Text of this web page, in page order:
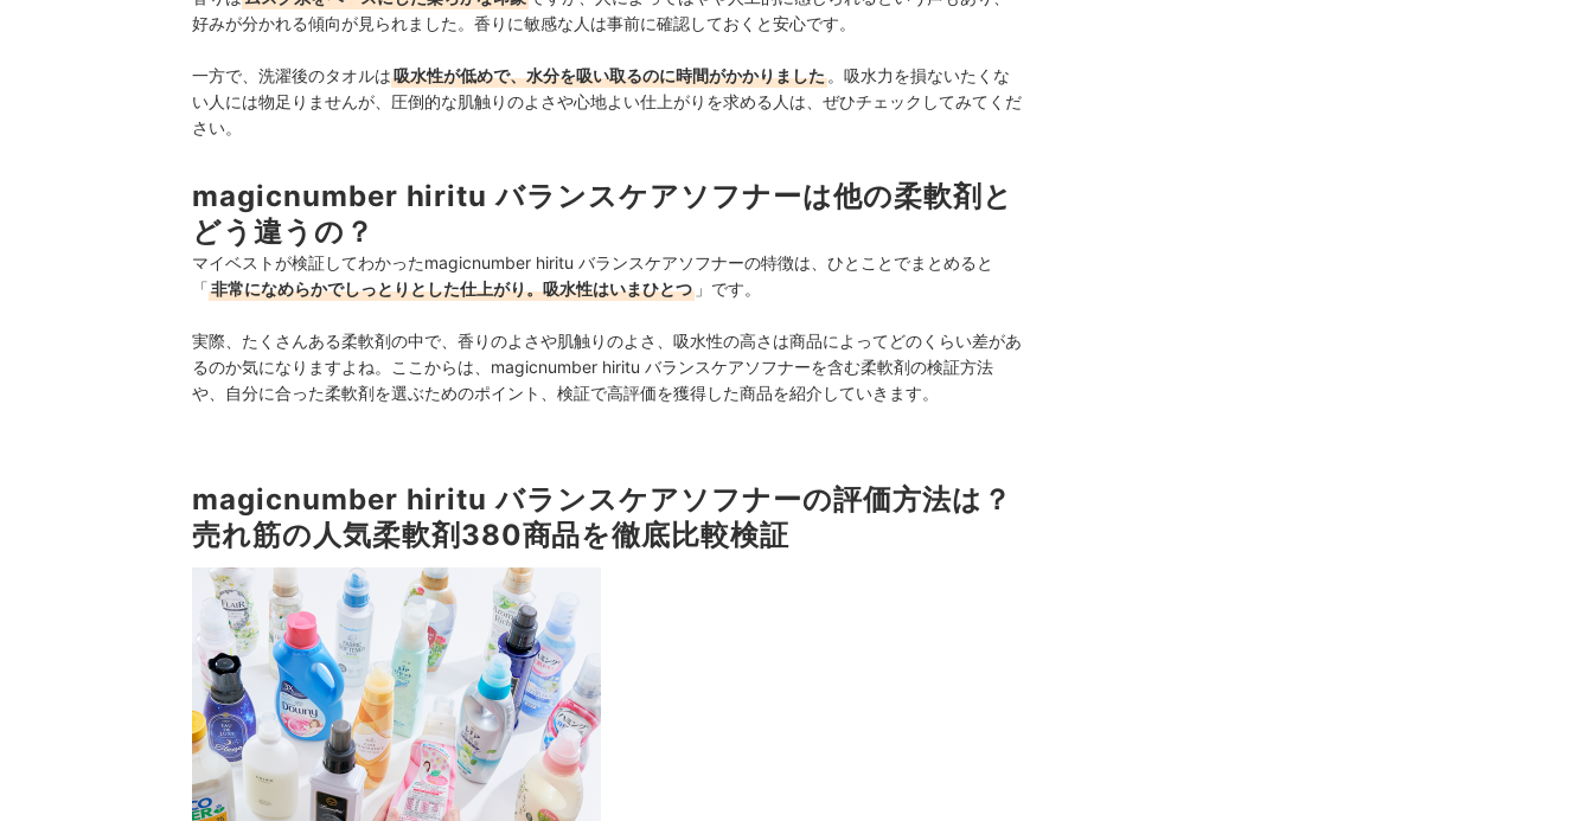
好みが分かれる傾向が見られました。香りに敏感な人は事前に確認しておくと安心です。
一方で、洗濯後のタオルは吸水性が低めで、水分を吸い取るのに時間がかかりました 。吸水力を損ないたくな
い人には物足りませんが、圧倒的な肌触りのよさや心地よい仕上がりを求める人は、ぜひチェックしてみてくだ
さい。
magicnumber hiritu バランスケアソフナーは他の柔軟剤と
どう違うの？
マイベストが検証してわかったmagicnumber hiritu バランスケアソフナーの特徴は、ひとことでまとめると
「非常になめらかでしっとりとした仕上がり。吸水性はいまひとつ 」です。
実際、たくさんある柔軟剤の中で、香りのよさや肌触りのよさ、吸水性の高さは商品によってどのくらい差があ
るのか気になりますよね。ここからは、magicnumber hiritu バランスケアソフナーを含む柔軟剤の検証方法
や、自分に合った柔軟剤を選ぶためのポイント、検証で高評価を獲得した商品を紹介していきます。
magicnumber hiritu バランスケアソフナーの評価方法は？
売れ筋の人気柔軟剤380商品を徹底比較検証